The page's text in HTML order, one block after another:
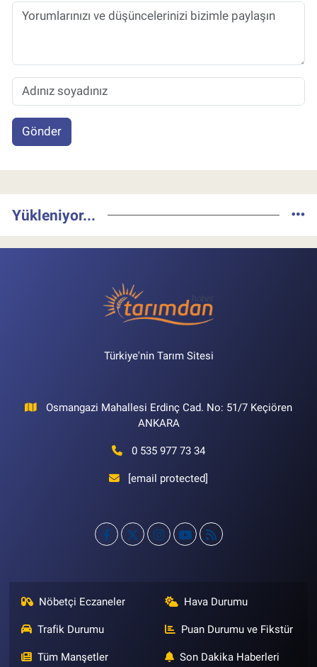
Gönder
Yükleniyor...
Türkiye'nin Tarım Sitesi
Osmangazi Mahallesi Erdinç Cad. No: 51/7 Keçiören
ANKARA
0 535 977 73 34
[email protected]
Nöbetçi Eczaneler Hava Durumu
Trafik Durumu Puan Durumu ve Fikstür
Tüm Manşetler Son Dakika Haberleri